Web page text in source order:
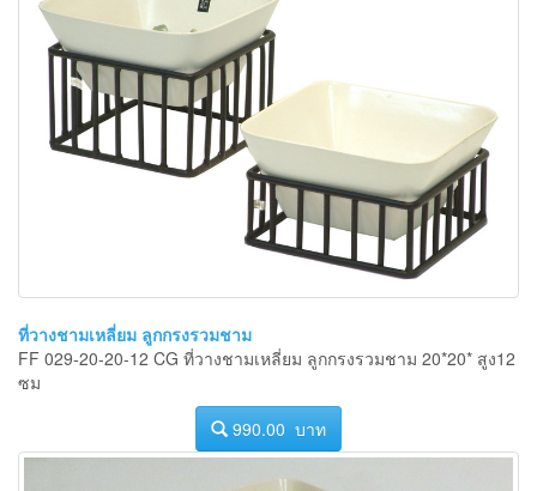
ที่วางชามเหลี่ยม ลูกกรงรวมชาม
FF 029-20-20-12 CG ที่วางชามเหลี่ยม ลูกกรงรวมชาม 20*20* สูง12
ซม
990.00 บาท